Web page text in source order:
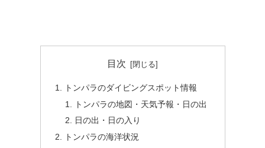
目次
トンパラのダイビングスポット情報
トンパラの地図・天気予報・日の出
日の出・日の入り
トンパラの海洋状況